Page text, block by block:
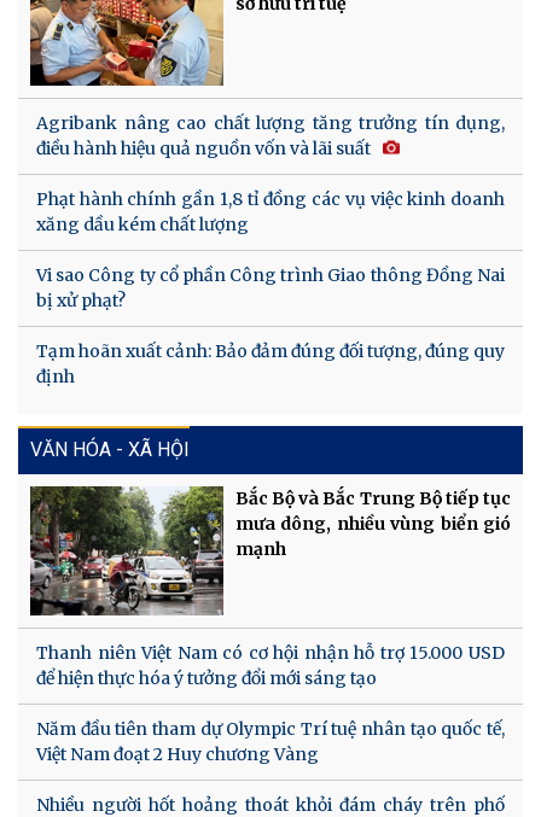
Agribank nâng cao chất lượng tăng trưởng tín dụng,
điều hành hiệu quả nguồn vốn và lãi suất
Phạt hành chính gần 1,8 tỉ đồng các vụ việc kinh doanh
xăng dầu kém chất lượng
Vi sao Công ty cổ phần Công trình Giao thông Đồng Nai
bị xử phạt?
Tạm hoãn xuất cảnh: Bảo đảm đúng đối tượng, đúng quy
định
VĂN HÓA - XÃ HỘI
Bắc Bộ và Bắc Trung Bộ tiếp tục
mưa dông, nhiều vùng biển gió
mạnh
Thanh niên Việt Nam có cơ hội nhận hỗ trợ 15.000 USD
để hiện thực hóa ý tưởng đổi mới sáng tạo
Năm đầu tiên tham dự Olympic Trí tuệ nhân tạo quốc tế,
Việt Nam đoạt 2 Huy chương Vàng
Nhiều người hốt hoảng thoát khỏi đám cháy trên phố